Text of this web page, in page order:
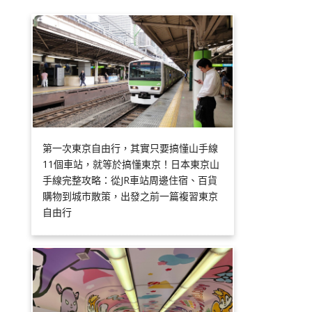
第一次東京自由行，其實只要搞懂山手線
11個車站，就等於搞懂東京！日本東京山
手線完整攻略：從JR車站周邊住宿、百貨
購物到城市散策，出發之前一篇複習東京
自由行